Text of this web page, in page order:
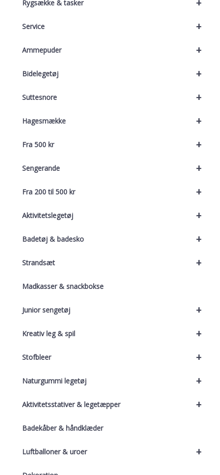
+
Rygsække & tasker
+
Service
+
Ammepuder
+
Bidelegetøj
+
Suttesnore
+
Hagesmække
+
Fra 500 kr
+
Sengerande
+
Fra 200 til 500 kr
+
Aktivitetslegetøj
+
Badetøj & badesko
+
Strandsæt
Madkasser & snackbokse
+
Junior sengetøj
+
Kreativ leg & spil
+
Stofbleer
+
Naturgummi legetøj
+
Aktivitetsstativer & legetæpper
Badekåber & håndklæder
+
Luftballoner & uroer